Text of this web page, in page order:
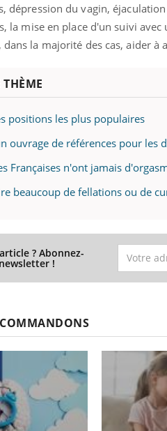
dépression du vagin,
la mise en place d'un suivi
dans la majorité des cas, aider
positions les plus populaires
ouvrage de références pour les
Françaises n'ont jamais
beaucoup de fellations ou de
? Abonnez-
!
: se
nouveau
mains
Youtube
Diabète &
Le Ramadan
nombreuses